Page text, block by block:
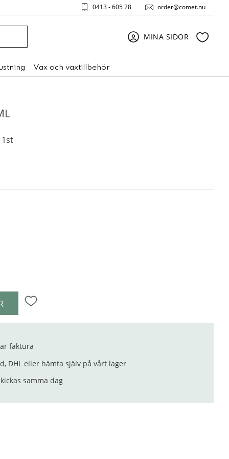
0413 - 605 28 order@comet.nu
MINA SIDOR
Vax och vaxtillbehör
Lägg till i favoriter
faktura
DHL eller hämta själv på vårt lager
samma dag